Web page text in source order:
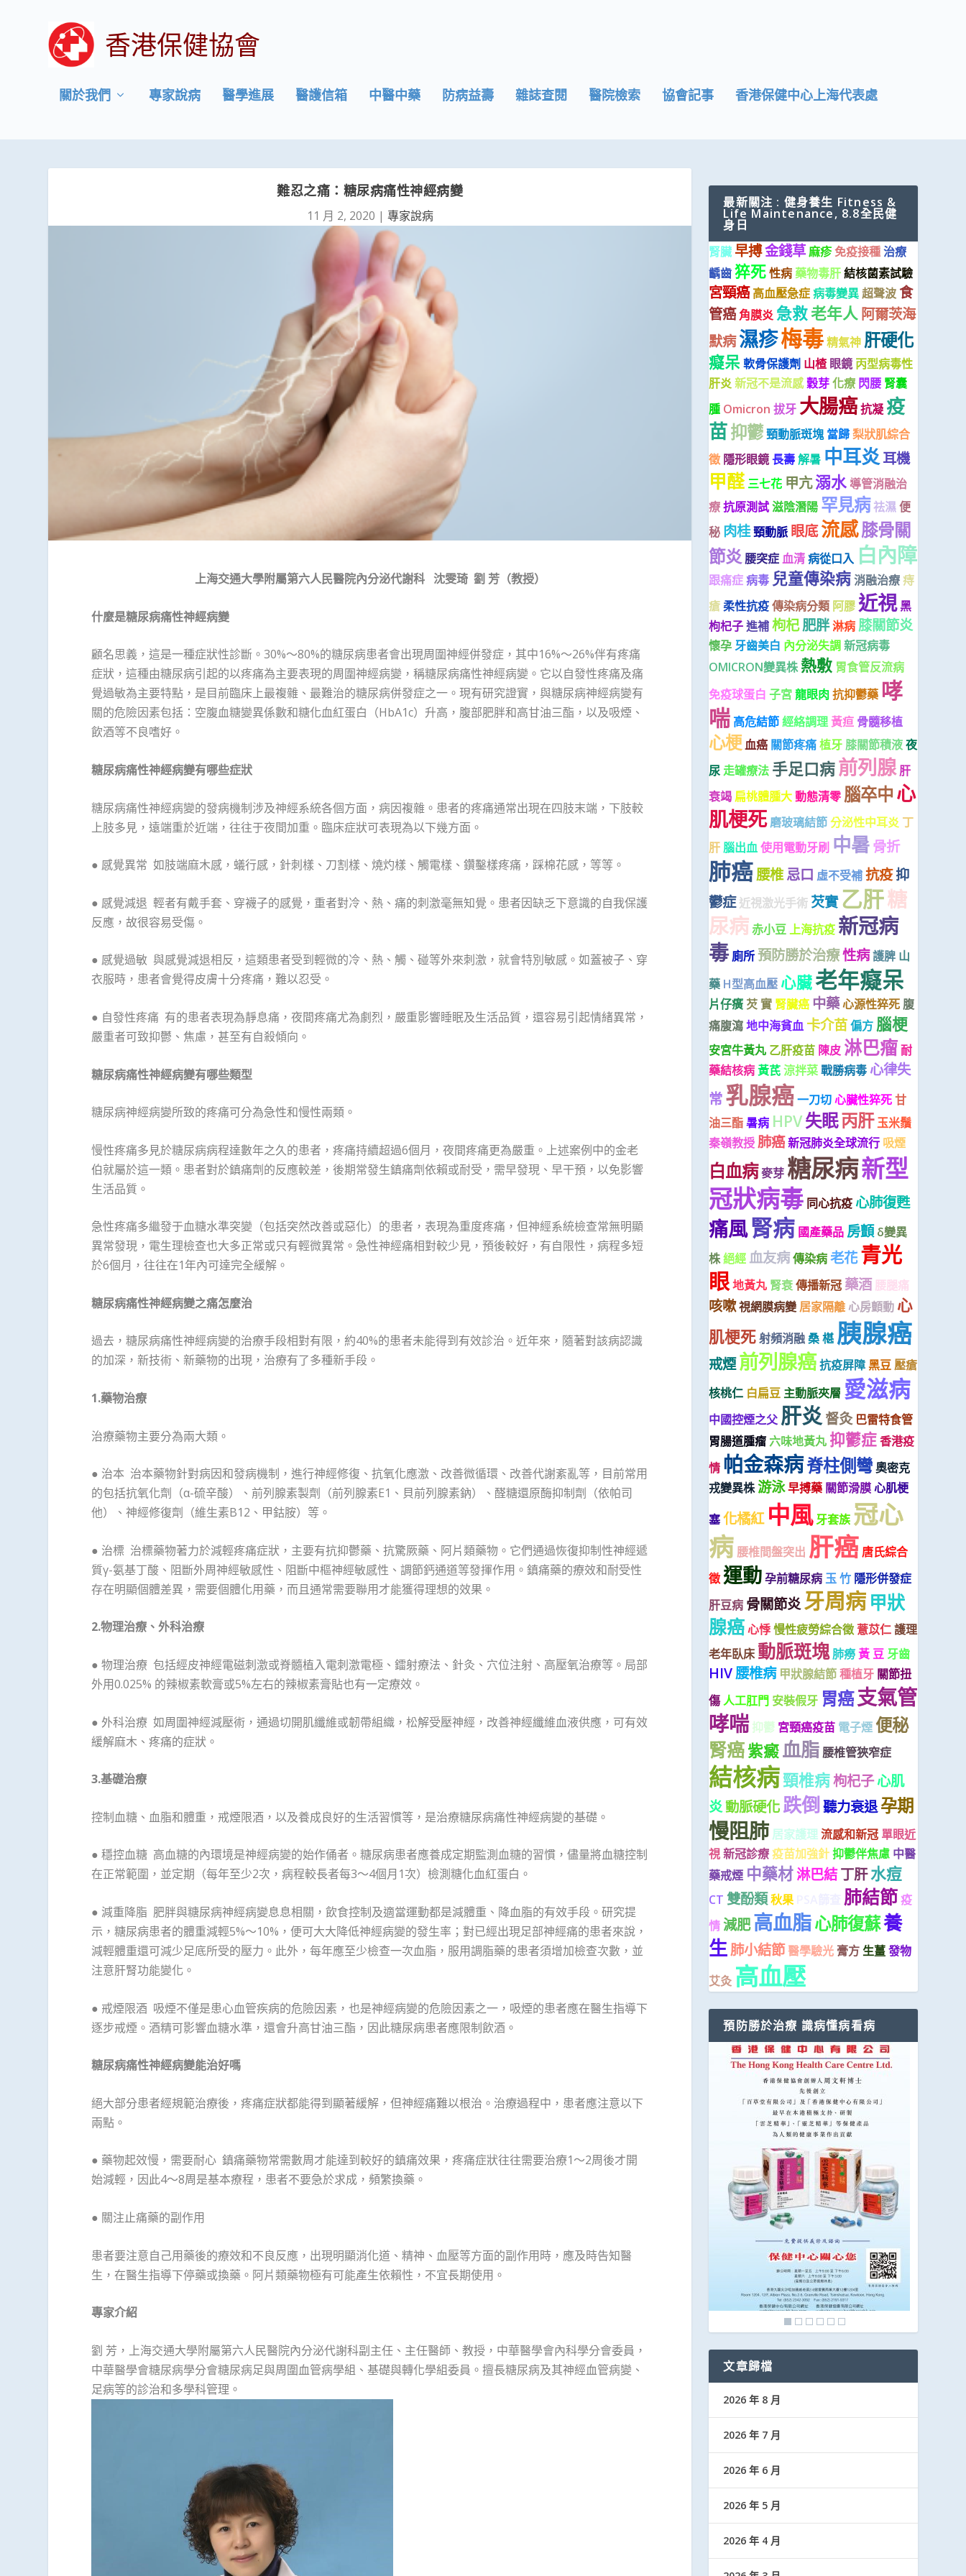
香港保健協會
關於我們 專家說病 醫學進展 醫護信箱 中醫中藥 防病益壽 雜誌查閱 醫院檢索 協會記事 香港保健中心上海代表處
難忍之痛：糖尿病痛性神經病變
11 月 2, 2020 | 專家說病
上海交通大學附屬第六人民醫院內分泌代謝科 沈雯琦 劉 芳（教授）
什麼是糖尿病痛性神經病變
顧名思義，這是一種症狀性診斷。30%～80%的糖尿病患者會出現周圍神經併發症，其中16%～26%伴有疼痛
症狀，這種由糖尿病引起的以疼痛為主要表現的周圍神經病變，稱糖尿病痛性神經病變。它以自發性疼痛及痛
覺過敏為主要特點，是目前臨床上最複雜、最難治的糖尿病併發症之一。現有研究證實，與糖尿病神經病變有
關的危險因素包括：空腹血糖變異係數和糖化血紅蛋白（HbA1c）升高，腹部肥胖和高甘油三酯，以及吸煙、
飲酒等不良嗜好。
糖尿病痛性神經病變有哪些症狀
糖尿病痛性神經病變的發病機制涉及神經系統各個方面，病因複雜。患者的疼痛通常出現在四肢末端，下肢較
上肢多見，遠端重於近端，往往于夜間加重。臨床症狀可表現為以下幾方面。
● 感覺異常 如肢端麻木感，蟻行感，針刺樣、刀割樣、燒灼樣、觸電樣、鑽鑿樣疼痛，踩棉花感，等等。
● 感覺減退 輕者有戴手套、穿襪子的感覺，重者對冷、熱、痛的刺激毫無知覺。患者因缺乏下意識的自我保護
反應，故很容易受傷。
● 感覺過敏 與感覺減退相反，這類患者受到輕微的冷、熱、觸、碰等外來刺激，就會特別敏感。如蓋被子、穿
衣服時，患者會覺得皮膚十分疼痛，難以忍受。
● 自發性疼痛 有的患者表現為靜息痛，夜間疼痛尤為劇烈，嚴重影響睡眠及生活品質，還容易引起情緒異常，
嚴重者可致抑鬱、焦慮，甚至有自殺傾向。
糖尿病痛性神經病變有哪些類型
糖尿病神經病變所致的疼痛可分為急性和慢性兩類。
慢性疼痛多見於糖尿病病程達數年之久的患者，疼痛持續超過6個月，夜間疼痛更為嚴重。上述案例中的金老
伯就屬於這一類。患者對於鎮痛劑的反應較差，後期常發生鎮痛劑依賴或耐受，需早發現、早干預，以免影響
生活品質。
急性疼痛多繼發于血糖水準突變（包括突然改善或惡化）的患者，表現為重度疼痛，但神經系統檢查常無明顯
異常發現，電生理檢查也大多正常或只有輕微異常。急性神經痛相對較少見，預後較好，有自限性，病程多短
於6個月，往往在1年內可達完全緩解。
糖尿病痛性神經病變之痛怎麼治
過去，糖尿病痛性神經病變的治療手段相對有限，約40%的患者未能得到有效診治。近年來，隨著對該病認識
的加深，新技術、新藥物的出現，治療有了多種新手段。
1.藥物治療
治療藥物主要分為兩大類。
● 治本 治本藥物針對病因和發病機制，進行神經修復、抗氧化應激、改善微循環、改善代謝紊亂等，目前常用
的包括抗氧化劑（α-硫辛酸）、前列腺素製劑（前列腺素E1、貝前列腺素鈉）、醛糖還原酶抑制劑（依帕司
他）、神經修復劑（維生素B12、甲鈷胺）等。
● 治標 治標藥物著力於減輕疼痛症狀，主要有抗抑鬱藥、抗驚厥藥、阿片類藥物。它們通過恢復抑制性神經遞
質γ-氨基丁酸、阻斷外周神經敏感性、阻斷中樞神經敏感性、調節鈣通道等發揮作用。鎮痛藥的療效和耐受性
存在明顯個體差異，需要個體化用藥，而且通常需要聯用才能獲得理想的效果。
2.物理治療、外科治療
● 物理治療 包括經皮神經電磁刺激或脊髓植入電刺激電極、鐳射療法、針灸、穴位注射、高壓氧治療等。局部
外用0.025% 的辣椒素軟膏或5%左右的辣椒素膏貼也有一定療效。
● 外科治療 如周圍神經減壓術，通過切開肌纖維或韌帶組織，松解受壓神經，改善神經纖維血液供應，可有效
緩解麻木、疼痛的症狀。
3.基礎治療
控制血糖、血脂和體重，戒煙限酒，以及養成良好的生活習慣等，是治療糖尿病痛性神經病變的基礎。
● 穩控血糖 高血糖的內環境是神經病變的始作俑者。糖尿病患者應養成定期監測血糖的習慣，儘量將血糖控制
在正常範圍，並定期（每年至少2次，病程較長者每3～4個月1次）檢測糖化血紅蛋白。
● 減重降脂 肥胖與糖尿病神經病變息息相關，飲食控制及適當運動都是減體重、降血脂的有效手段。研究提
示，糖尿病患者的體重減輕5%～10%，便可大大降低神經病變的發生率；對已經出現足部神經痛的患者來說，
減輕體重還可減少足底所受的壓力。此外，每年應至少檢查一次血脂，服用調脂藥的患者須增加檢查次數，並
注意肝腎功能變化。
● 戒煙限酒 吸煙不僅是患心血管疾病的危險因素，也是神經病變的危險因素之一，吸煙的患者應在醫生指導下
逐步戒煙。酒精可影響血糖水準，還會升高甘油三酯，因此糖尿病患者應限制飲酒。
糖尿病痛性神經病變能治好嗎
絕大部分患者經規範治療後，疼痛症狀都能得到顯著緩解，但神經痛難以根治。治療過程中，患者應注意以下
兩點。
● 藥物起效慢，需要耐心 鎮痛藥物常需數周才能達到較好的鎮痛效果，疼痛症狀往往需要治療1～2周後才開
始減輕，因此4～8周是基本療程，患者不要急於求成，頻繁換藥。
● 關注止痛藥的副作用
患者要注意自己用藥後的療效和不良反應，出現明顯消化道、精神、血壓等方面的副作用時，應及時告知醫
生，在醫生指導下停藥或換藥。阿片類藥物極有可能產生依賴性，不宜長期使用。
專家介紹
劉 芳，上海交通大學附屬第六人民醫院內分泌代謝科副主任、主任醫師、教授，中華醫學會內科學分會委員，
中華醫學會糖尿病學分會糖尿病足與周圍血管病學組、基礎與轉化學組委員。擅長糖尿病及其神經血管病變、
足病等的診治和多學科管理。
最新關注 : 健身養生 Fitness &
Life Maintenance, 8.8全民健
身日
腎臟 早搏金錢草麻疹免疫接種治療
齲齒猝死性病 藥物毒肝結核菌素試驗
宮頸癌 高血壓急症病毒變異超聲波食
管癌 角膜炎急救老年人 阿爾茨海
默病濕疹梅毒精氣神 肝硬化
癡呆軟骨保護劑 山楂 眼鏡 丙型病毒性
肝炎新冠不是流感穀芽化療 閃腰 腎囊
腫 Omicron 拔牙 大腸癌抗凝 疫
苗抑鬱頸動脈斑塊 當歸梨狀肌綜合
徵 隱形眼鏡長壽解暑 中耳炎耳機
甲醛 三七花 甲亢溺水 導管消融治
療抗原測試滋陰潛陽 罕見病祛濕便
秘 肉桂頸動脈 眼底流感膝骨關
節炎 腰突症血清病從口入 白內障
跟痛症病毒 兒童傳染病消融治療痔
瘡 柔性抗疫傳染病分類 阿膠近視黑
枸杞子進補枸杞肥胖淋病 膝關節炎
懷孕牙齒美白 內分泌失調新冠病毒
OMICRON變異株熱敷 胃食管反流病
免疫球蛋白 子宮龍眼肉抗抑鬱藥 哮
喘 高危結節經絡調理 黃疸 骨髓移植
心梗血癌 關節疼痛植牙 膝關節積液夜
尿 走罐療法 手足口病前列腺 肝
衰竭 扁桃體腫大動態清零 腦卒中心
肌梗死 磨玻璃結節分泌性中耳炎 丁
肝腦出血使用電動牙刷 中暑骨折
肺癌腰椎忌口 虛不受補抗疫抑
鬱症 近視激光手術 芡實 乙肝糖
尿病赤小豆上海抗疫 新冠病
毒 廁所預防勝於治療性病護脾 山
藥 H型高血壓 心臟老年癡呆
片仔癀 芡 實 腎臟癌 中藥心源性猝死 腹
痛腹瀉地中海貧血 卡介苗偏方 腦梗
安宮牛黃丸 乙肝疫苗 陳皮 淋巴瘤耐
藥結核病黃芪涼拌菜戰勝病毒 心律失
常乳腺癌一刀切心臟性猝死甘
油三酯暑病 HPV失眠丙肝 玉米鬚
秦嶺教授肺癌新冠肺炎全球流行 吸煙
白血病麥芽 糖尿病新型
冠狀病毒 同心抗疫心肺復甦
痛風腎病 國產藥品 房顫 δ變異
株絕經 血友病傳染病老花青光
眼地黃丸 腎衰傳播新冠藥酒 腰腿痛
咳嗽視網膜病變 居家隔離 心房顫動 心
肌梗死射頻消融桑 椹 胰腺癌
戒煙前列腺癌抗疫屏障黑豆壓瘡
核桃仁 白扁豆 主動脈夾層 愛滋病
中國控煙之父 肝炎督灸 巴雷特食管
胃腸道腫瘤 六味地黃丸 抑鬱症香港疫
情 帕金森病脊柱側彎奧密克
戎變異株游泳早搏藥 關節滑膜心肌梗
塞化橘紅 中風牙套族 冠心
病 腰椎間盤突出 肝癌唐氏綜合
徵運動孕前糖尿病 玉 竹 隱形併發症
肝豆病 骨關節炎牙周病 甲狀
腺癌心悸慢性疲勞綜合徵 薏苡仁護理
老年臥床 動脈斑塊肺癆黃 豆牙齒
HIV腰椎病 甲狀腺結節種植牙 關節扭
傷人工肛門 安裝假牙 胃癌支氣管
哮喘 抑鬱 宮頸癌疫苗 電子煙 便秘
腎癌紫癜血脂 腰椎管狹窄症
結核病頸椎病枸杞子心肌
炎動脈硬化跌倒聽力衰退孕期
慢阻肺 居家護理流感和新冠 單眼近
視新冠診療疫苗加強針抑鬱伴焦慮 中醫
藥戒煙 中藥材淋巴結丁肝水痘
CT 雙酚類秋果 肺結節疫
情 減肥高血脂心肺復蘇養
生肺小結節醫學驗光 膏方生薑發物
艾灸 高血壓
預防勝於治療 識病懂病看病
文章歸檔
2026 年 8 月
2026 年 7 月
2026 年 6 月
2026 年 5 月
2026 年 4 月